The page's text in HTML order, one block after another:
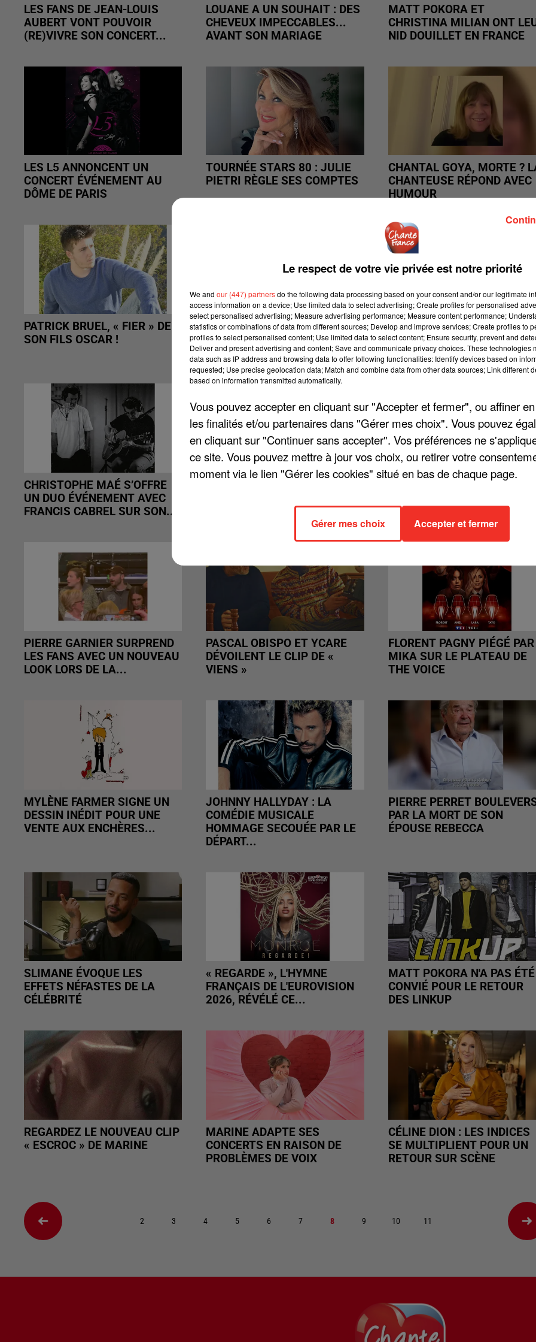
LES FANS DE JEAN-LOUIS
AUBERT VONT POUVOIR
(RE)VIVRE SON CONCERT...
LOUANE A UN SOUHAIT : DES
CHEVEUX IMPECCABLES...
AVANT SON MARIAGE
MATT POKORA ET
CHRISTINA MILIAN ONT
NID DOUILLET EN FRANCE
LES L5 ANNONCENT UN
CONCERT ÉVÉNEMENT AU
DÔME DE PARIS
TOURNÉE STARS 80 : JULIE
PIETRI RÈGLE SES COMPTES
CHANTAL GOYA, MORTE ?
CHANTEUSE RÉPOND AVEC
HUMOUR
PATRICK BRUEL, « FIER » DE
SON FILS OSCAR !
JULIEN DORÉ : PLUS RIEN
APRÈS SA TOURNÉE ?
PATRICK BRUEL APPELLE
FANS À LA VIGILANCE SUR
BILLETTERIE
CHRISTOPHE MAÉ S’OFFRE
UN DUO ÉVÉNEMENT AVEC
FRANCIS CABREL SUR SON...
BIENTÔT AU CINÉMA ?
TROIS CAFÉS GOURMANDS
SCÈNE
PIERRE GARNIER SURPREND
LES FANS AVEC UN NOUVEAU
LOOK LORS DE LA...
PASCAL OBISPO ET YCARE
DÉVOILENT LE CLIP DE «
VIENS »
FLORENT PAGNY PIÉGÉ PAR
MIKA SUR LE PLATEAU DE
THE VOICE
MYLÈNE FARMER SIGNE UN
DESSIN INÉDIT POUR UNE
VENTE AUX ENCHÈRES...
JOHNNY HALLYDAY : LA
COMÉDIE MUSICALE
HOMMAGE SECOUÉE PAR LE
DÉPART...
PIERRE PERRET
PAR LA MORT DE SON
ÉPOUSE REBECCA
SLIMANE ÉVOQUE LES
EFFETS NÉFASTES DE LA
CÉLÉBRITÉ
« REGARDE », L'HYMNE
FRANÇAIS DE L'EUROVISION
2026, RÉVÉLÉ CE...
MATT POKORA N'A PAS ÉTÉ
CONVIÉ POUR LE RETOUR
DES LINKUP
REGARDEZ LE NOUVEAU CLIP
« ESCROC » DE MARINE
MARINE ADAPTE SES
CONCERTS EN RAISON DE
PROBLÈMES DE VOIX
CÉLINE DION : LES INDICES
SE MULTIPLIENT POUR UN
RETOUR SUR SCÈNE
2 3 4 5 6 7 8 9 10 11
Le respect de votre vie privée est notre priorité
We and our (447) partnersdo the following data processing based on your consent and/or our legitimate
access information on a device; Use limited data to select advertising; Create profiles for personalised
select personalised advertising; Measure advertising performance; Measure content performance;
statistics or combinations of data from different sources; Develop and improve services; Create profiles to
profiles to select personalised content; Use limited data to select content; Ensure security, prevent and
Deliver and present advertising and content; Save and communicate privacy choices. These technologies
data such as IP address and browsing data to offer following functionalities: Identify devices based on
requested; Use precise geolocation data; Match and combine data from other data sources; Link different
based on information transmitted automatically.
Vous pouvez accepter en cliquant sur "Accepter et fermer", ou affiner
les finalités et/ou partenaires dans "Gérer mes choix". Vous pouvez
en cliquant sur "Continuer sans accepter". Vos préférences ne
ce site. Vous pouvez mettre à jour vos choix, ou retirer votre
moment via le lien "Gérer les cookies" situé en bas de chaque page.
Gérer mes choix Accepter et fermer